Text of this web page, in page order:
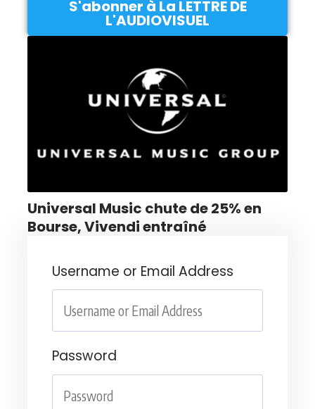
S'abonner à La LETTRE DE
L'AUDIOVISUEL
Universal Music chute de 25% en
Bourse, Vivendi entraîné
Username or Email Address
Password